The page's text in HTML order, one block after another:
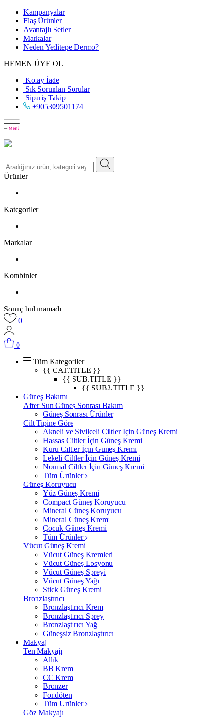
Kampanyalar
Flaş Ürünler
Avantajlı Setler
Markalar
Neden Yeditepe Dermo?
HEMEN ÜYE OL
Kolay İade
Sık Sorunlan Sorular
Sipariş Takip
+905309501174
Ürünler
Kategoriler
Markalar
Kombinler
Sonuç bulunamadı.
0
0
Tüm Kategoriler
{{ CAT.TITLE }}
{{ SUB.TITLE }}
{{ SUB2.TITLE }}
Güneş Bakımı
After Sun Güneş Sonrası Bakım
Güneş Sonrası Ürünler
Cilt Tipine Göre
Akneli ve Sivilceli Ciltler İçin Güneş Kremi
Hassas Ciltler İçin Güneş Kremi
Kuru Ciltler İçin Güneş Kremi
Lekeli Ciltler İçin Güneş Kremi
Normal Ciltler İçin Güneş Kremi
Tüm Ürünler
Güneş Koruyucu
Yüz Güneş Kremi
Compact Güneş Koruyucu
Mineral Güneş Koruyucu
Mineral Güneş Kremi
Çocuk Güneş Kremi
Tüm Ürünler
Vücut Güneş Kremi
Vücut Güneş Kremleri
Vücut Güneş Losyonu
Vücut Güneş Spreyi
Vücut Güneş Yağı
Stick Güneş Kremi
Bronzlaştırıcı
Bronzlaştırıcı Krem
Bronzlaştırıcı Sprey
Bronzlaştırıcı Yağ
Güneşsiz Bronzlaştırıcı
Makyaj
Ten Makyajı
Allık
BB Krem
CC Krem
Bronzer
Fondöten
Tüm Ürünler
Göz Makyajı